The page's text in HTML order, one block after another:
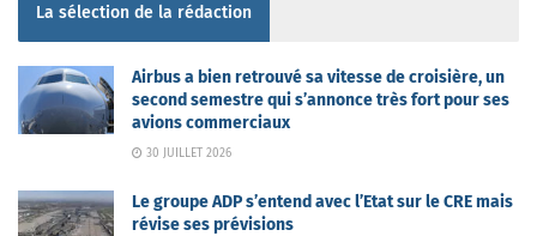
La sélection de la rédaction
Airbus a bien retrouvé sa vitesse de croisière, un
second semestre qui s’annonce très fort pour ses
avions commerciaux
30 JUILLET 2026
Le groupe ADP s’entend avec l’Etat sur le CRE mais
révise ses prévisions